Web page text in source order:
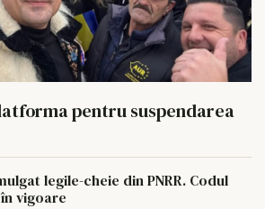
pentru suspendarea
legile-cheie din PNRR. Codul
vigoare